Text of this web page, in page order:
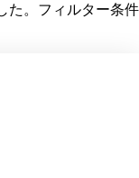
た。フィルター条件